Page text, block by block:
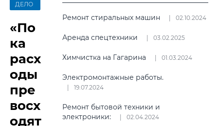
ДЕЛО
«По
ка
расх
оды
пре
восх
одят
Ремонт стиральных машин 02.10.2024
Аренда спецтехники 03.02.2025
Химчистка на Гагарина 01.03.2024
Электромонтажные работы.
19.07.2024
Ремонт бытовой техники и
электроники:
02.04.2024